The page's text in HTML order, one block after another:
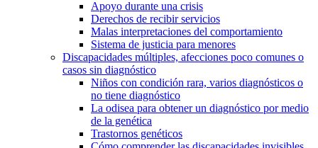
Apoyo durante una crisis
Derechos de recibir servicios
Malas interpretaciones del comportamiento
Sistema de justicia para menores
Discapacidades múltiples, afecciones poco comunes o
casos sin diagnóstico
Niños con condición rara, varios diagnósticos o
no tiene diagnóstico
La odisea para obtener un diagnóstico por medio
de la genética
Trastornos genéticos